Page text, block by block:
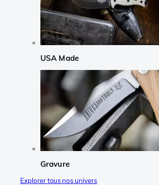
USA Made
Gravure
Explorer tous nos univers